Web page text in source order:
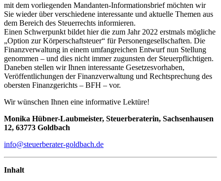
mit dem vorliegenden Mandanten-Informationsbrief möchten wir
Sie wieder über verschiedene interessante und aktuelle Themen aus
dem Bereich des Steuerrechts informieren.
Einen Schwerpunkt bildet hier die zum Jahr 2022 erstmals mögliche
„Option zur Körperschaftsteuer“ für Personengesellschaften. Die
Finanzverwaltung in einem umfangreichen Entwurf nun Stellung
genommen – und dies nicht immer zugunsten der Steuerpflichtigen.
Daneben stellen wir Ihnen interessante Gesetzesvorhaben,
Veröffentlichungen der Finanzverwaltung und Rechtsprechung des
obersten Finanzgerichts – BFH – vor.
Wir wünschen Ihnen eine informative Lektüre!
Monika Hübner-Laubmeister, Steuerberaterin, Sachsenhausen
12, 63773 Goldbach
info@steuerberater-goldbach.de
Inhalt